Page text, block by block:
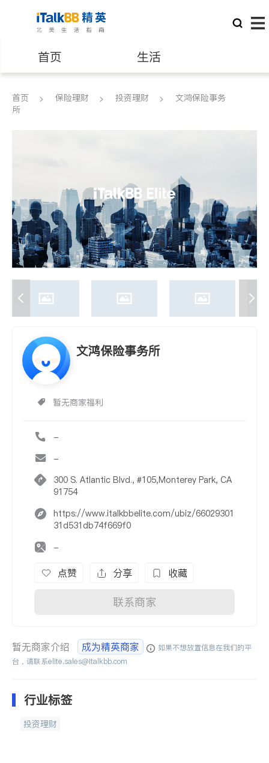
首页 生活
医生 律师
养老 非盈利组织
首页 保险理财 投资理财
文鸿保险事务
所
文鸿保险事务所
暂无商家福利
-
-
300 S. Atlantic Blvd., #105,Monterey Park, CA
91754
https://www.italkbbelite.com/ubiz/66029301
31d531db74f669f0
-
点赞 分享 收藏
联系商家
暂无商家介绍 成为精英商家
如果不想放置信息在我们的平
台，请联系elite.sales@italkbb.com
行业标签
投资理财